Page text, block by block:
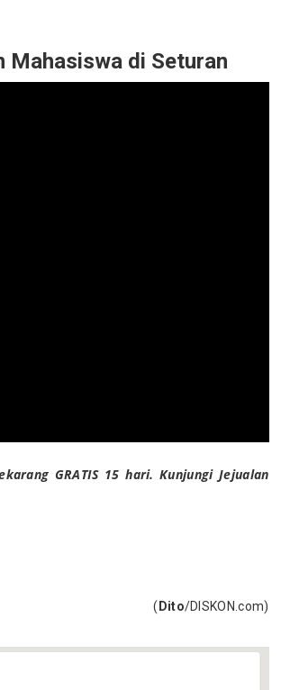
Mahasiswa di Seturan
GRATIS 15 hari. Kunjungi Jejualan
( Dito/DISKON.com)